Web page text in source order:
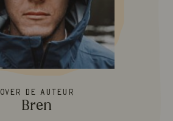
Over de auteur
Bren